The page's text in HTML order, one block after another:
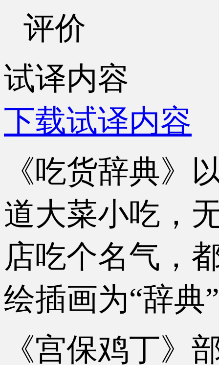
评价
试译内容
下载试译内容
《吃货辞典》
道大菜小吃，
店吃个名气，
绘插画为“辞典
《宫保鸡丁》